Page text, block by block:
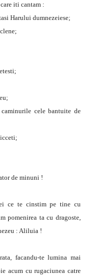
iti cantam :
Harului dumnezeiese;
cele bantuite de
de minuni !
ce te cinstim pe tine cu
pomenirea ta cu dragoste,
: Aliluia !
facandu-te lumina mai
acum cu rugaciunea catre